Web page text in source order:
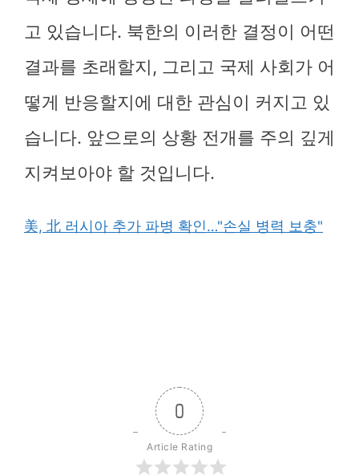
고 있습니다. 북한의 이러한 결정이 어떤
결과를 초래할지, 그리고 국제 사회가 어
떻게 반응할지에 대한 관심이 커지고 있
습니다. 앞으로의 상황 전개를 주의 깊게
지켜보아야 할 것입니다.
美, 北 러시아 추가 파병 확인…"손실 병력 보충"
0
Article Rating